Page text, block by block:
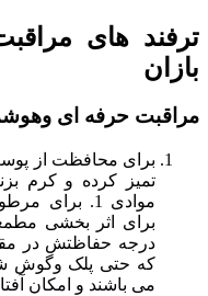
ترفند های
بازان
مراقبت حرفه ای
برای محافظت از
تمیز کرده و کرم
موادی 1.
برای اثر بخشی
که حتی پلک وگوش
می باشند و امکان